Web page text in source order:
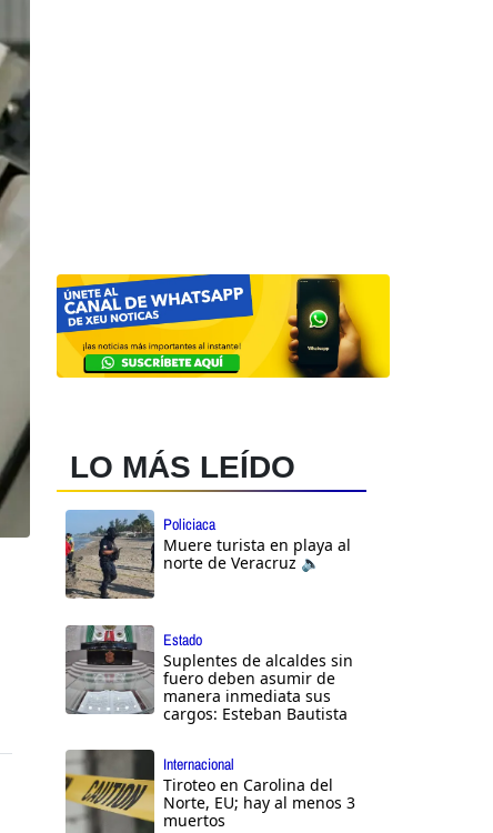
LO MÁS LEÍDO
Policiaca
Muere turista en playa al
norte de Veracruz 🔈
Estado
Suplentes de alcaldes sin
fuero deben asumir de
manera inmediata sus
cargos: Esteban Bautista
Internacional
Tiroteo en Carolina del
Norte, EU; hay al menos 3
muertos